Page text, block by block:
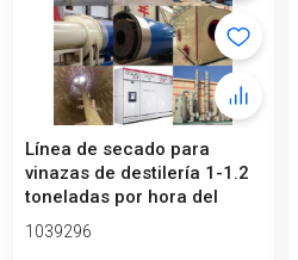
Línea de secado para
vinazas de destilería 1-1.2
toneladas por hora del
produ...
1039296